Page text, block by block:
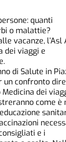
quanti
o malattie?
vacanze, l’Asl
dei viaggi e
di Salute in
un confronto
dei
come è
e i